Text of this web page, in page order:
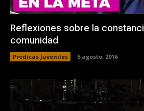
Reflexiones sobre la
comunidad
Predicas Juveniles 6 agosto, 2016